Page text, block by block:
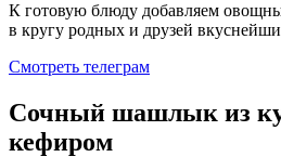
К готовую блюду добавляем
в кругу родных и друзей
Смотреть телеграм
Сочный шашлык из
кефиром